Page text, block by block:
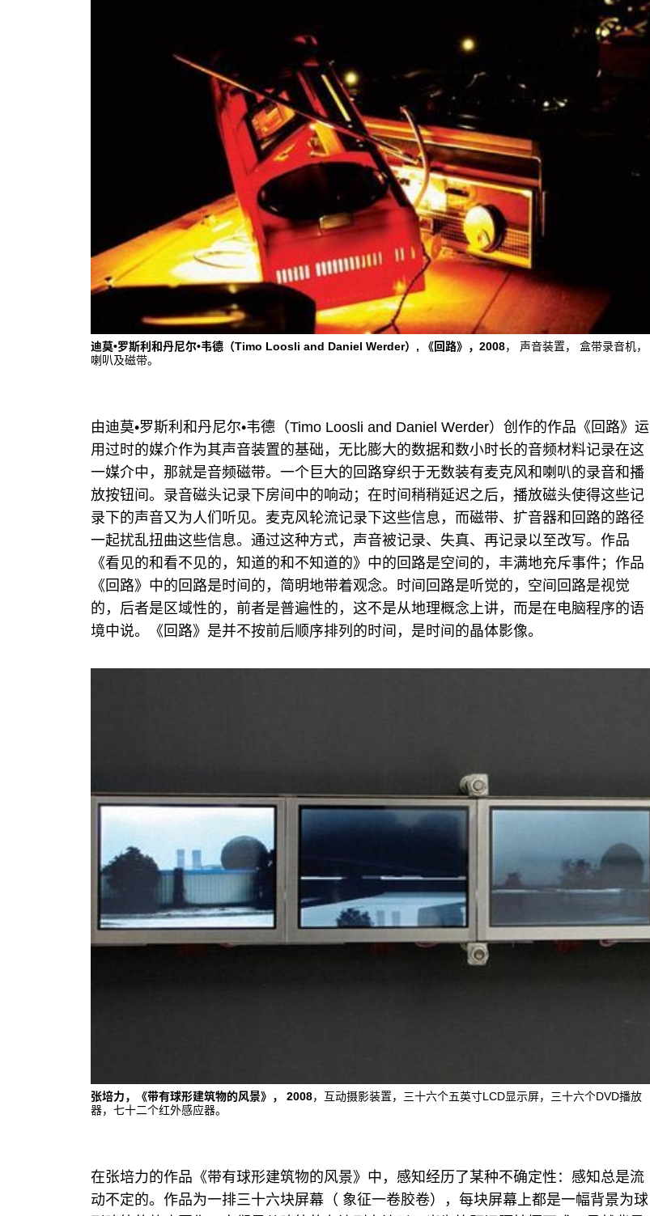
迪莫•罗斯利和丹尼尔•韦德（Timo Loosli and Daniel Werder）, 《回路》，2008， 声音装置， 盒带录音机，
喇叭及磁带。
由迪莫•罗斯利和丹尼尔•韦德（Timo Loosli and Daniel Werder）创作的作品《回路》运
用过时的媒介作为其声音装置的基础，无比膨大的数据和数小时长的音频材料记录在这
一媒介中，那就是音频磁带。一个巨大的回路穿织于无数装有麦克风和喇叭的录音和播
放按钮间。录音磁头记录下房间中的响动；在时间稍稍延迟之后，播放磁头使得这些记
录下的声音又为人们听见。麦克风轮流记录下这些信息，而磁带、扩音器和回路的路径
一起扰乱扭曲这些信息。通过这种方式，声音被记录、失真、再记录以至改写。作品
《看见的和看不见的，知道的和不知道的》中的回路是空间的，丰满地充斥事件；作品
《回路》中的回路是时间的，简明地带着观念。时间回路是听觉的，空间回路是视觉
的，后者是区域性的，前者是普遍性的，这不是从地理概念上讲，而是在电脑程序的语
境中说。《回路》是并不按前后顺序排列的时间，是时间的晶体影像。
张培力，《带有球形建筑物的风景》， 2008，互动摄影装置，三十六个五英寸LCD显示屏，三十六个DVD播放
器，七十二个红外感应器。
在张培力的作品《带有球形建筑物的风景》中，感知经历了某种不确定性：感知总是流
动不定的。作品为一排三十六块屏幕（ 象征一卷胶卷），每块屏幕上都是一幅背景为球